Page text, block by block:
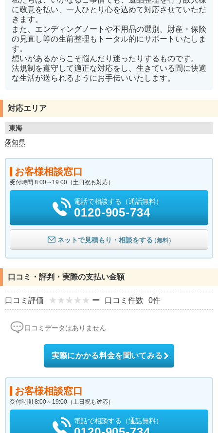
に敬意を払い、一人ひとり心を込めて対応させていただ
きます。
また、エンディングノートや不用品の選別、財産・保険
の見直し等の生前整理もトータル的にサポートいたしま
す。
想いがあるからこそ悩んだり迷ったりするものです。
法規制を遵守して適正な対応をし、生きている間に快適
な生活が送られるようにお手伝いいたします。
対応エリア
東海
愛知県
お客様相談窓口
受付時間 8:00～19:00（土日祝も対応）
電話で相談する（通話無料）
0120-905-734
ネットで見積もり・相談をする（無料）
口コミ・評判・実際の支払い金額
口コミ評価 ー 口コミ件数 0件
口コミデータはありません
実際にかかる料金を聞いてみる
お客様相談窓口
受付時間 8:00～19:00（土日祝も対応）
電話で相談する（通話無料）